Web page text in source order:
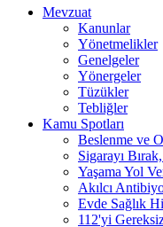
Mevzuat
Kanunlar
Yönetmelikler
Genelgeler
Yönergeler
Tüzükler
Tebliğler
Kamu Spotları
Beslenme ve
Sigarayı
Yaşama Yol
Akılcı
Evde Sağlık
112'yi